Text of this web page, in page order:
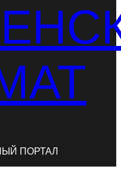
ПОРТАЛ